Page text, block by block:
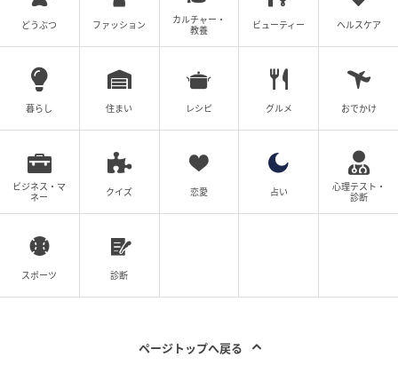
どうぶつ ファッション
カルチャー・
教養
ビューティー ヘルスケア
暮らし 住まい レシピ グルメ おでかけ
ビジネス・マ
ネー
クイズ 恋愛 占い
心理テスト・
診断
スポーツ 診断
ページトップへ戻る